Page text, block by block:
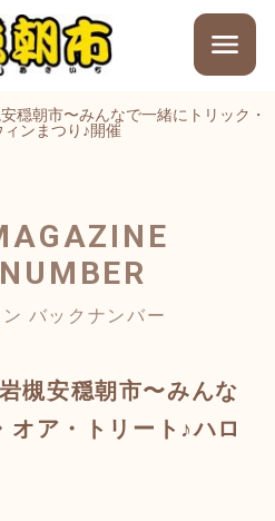
穏朝市〜みんなで一緒にトリック・
ンまつり♪開催
バックナンバー
槻安穏朝市〜みんな
オア・トリート♪ハロ